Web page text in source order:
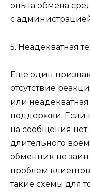
опыта обмена
с
5. Неадекватная
Еще один
отсутствие
или
поддержки. Если
на сообщения нет
длительного
обменник не
проблем
такие схемы для